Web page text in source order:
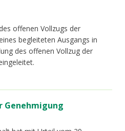
offenen Vollzugs der
begleiteten Ausgangs in
des offenen Vollzug der
Genehmigung